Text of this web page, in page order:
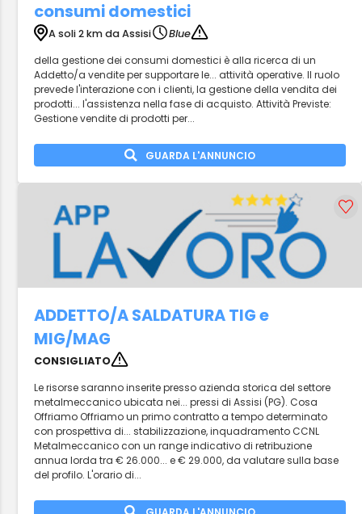
consumi domestici
A soli 2 km da Assisi
Blue
della gestione dei consumi domestici è alla ricerca di un
Addetto/a vendite per supportare le... attività operative. Il ruolo
prevede l'interazione con i clienti, la gestione della vendita dei
prodotti... l'assistenza nella fase di acquisto. Attività Previste:
Gestione vendite di prodotti per...
GUARDA L'ANNUNCIO
ADDETTO/A SALDATURA TIG e
MIG/MAG
CONSIGLIATO
Le risorse saranno inserite presso azienda storica del settore
metalmeccanico ubicata nei... pressi di Assisi (PG). Cosa
Offriamo Offriamo un primo contratto a tempo determinato
con prospettiva di... stabilizzazione, inquadramento CCNL
Metalmeccanico con un range indicativo di retribuzione
annua lorda tra € 26.000... e € 29.000, da valutare sulla base
del profilo. L'orario di...